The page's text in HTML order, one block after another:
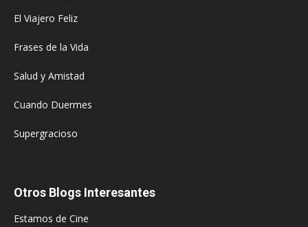
El Viajero Feliz
Frases de la Vida
Salud y Amistad
Cuando Duermes
Supergracioso
Otros Blogs Interesantes
Estamos de Cine